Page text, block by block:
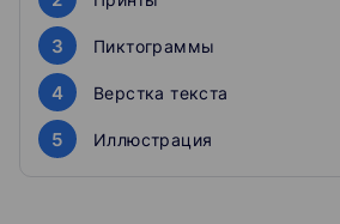
систематизировать и обновить
новому
3 Пиктограммы
4 Верстка текста
5 Иллюстрация